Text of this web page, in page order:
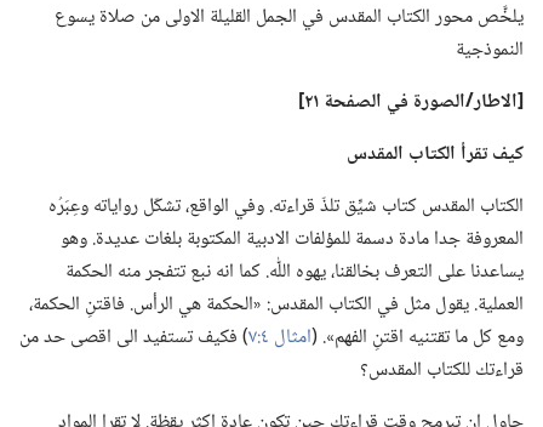
يلخَّص محور الكتاب المقدس في الجمل القليلة الاولى من صلاة يسوع
النموذجية
‏[الاطار/‏الصورة في الصفحة ٢١]‏
كيف تقرأ الكتاب المقدس
الكتاب المقدس كتاب شيِّق تلذّ قراءته.‏ وفي الواقع،‏ تشكّل رواياته وعِبَرُه
المعروفة جدا مادة دسمة للمؤلفات الادبية المكتوبة بلغات عديدة.‏ وهو
يساعدنا على التعرف بخالقنا،‏ يهوه اللّٰه.‏ كما انه نبع تتفجر منه الحكمة
العملية.‏ يقول مثل في الكتاب المقدس:‏ «الحكمة هي الرأس.‏ فاقتنِ الحكمة،‏
ومع كل ما تقتنيه اقتنِ الفهم».‏ (‏امثال ٤:‏٧
‏)‏ فكيف تستفيد الى اقصى حد من
قراءتك للكتاب المقدس؟‏